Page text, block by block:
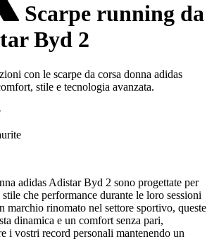
Scarpe running da
Byd 2
con le scarpe da corsa donna adidas
stile e tecnologia avanzata.
adidas Adistar Byd 2 sono progettate per
che performance durante le loro sessioni
marchio rinomato nel settore sportivo, queste
dinamica e un comfort senza pari,
i vostri record personali mantenendo un